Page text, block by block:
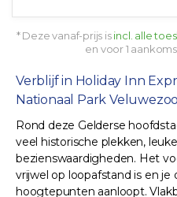
* Deze vanaf-prijs isincl. alle
en voor 1
Verblijf in Holiday Inn
Nationaal Park
Rond deze Gelderse
veel historische plekken,
bezienswaardigheden. Het
vrijwel op loopafstand is en
hoogtepunten aanloopt.